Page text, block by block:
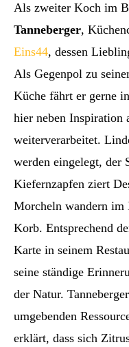
Als zweiter Koch im
Tanneberger,
Eins44, dessen
Als Gegenpol zu
Küche fährt er gerne
hier neben Inspiration
weiterverarbeitet.
werden eingelegt, der
Kiefernzapfen ziert
Morcheln wandern im
Korb. Entsprechend
Karte in seinem
seine ständige
der Natur.
umgebenden
erklärt, dass sich